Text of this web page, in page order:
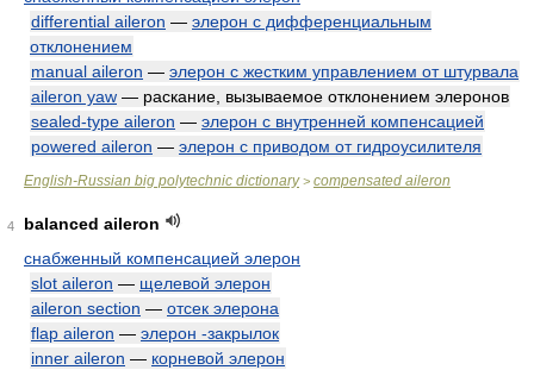
differential aileron — элерон с дифференциальным
отклонением
manual aileron — элерон с жестким управлением от штурвала
aileron yaw — раскание, вызываемое отклонением элеронов
sealed-type aileron — элерон с внутренней компенсацией
powered aileron — элерон с приводом от гидроусилителя
English-Russian big polytechnic dictionary> compensated aileron
4
balanced aileron
снабженный компенсацией элерон
slot aileron — щелевой элерон
aileron section — отсек элерона
flap aileron — элерон -закрылок
inner aileron — корневой элерон